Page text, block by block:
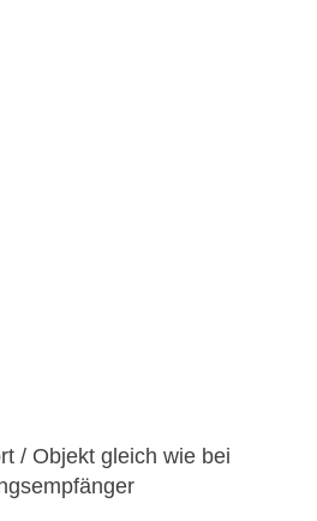
/ Objekt gleich wie bei